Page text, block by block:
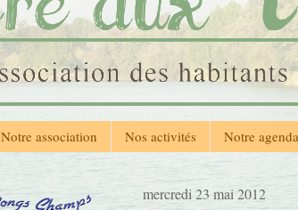
Notre association Nos activités Notre agenda
mercredi 23 mai 2012